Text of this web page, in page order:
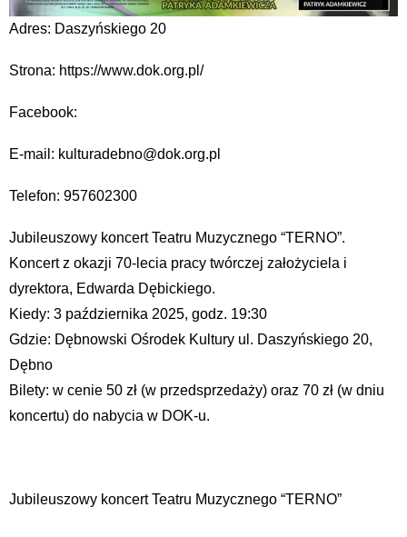
Adres: Daszyńskiego 20
Strona: https://www.dok.org.pl/
Facebook:
E-mail: kulturadebno@dok.org.pl
Telefon: 957602300
Jubileuszowy koncert Teatru Muzycznego “TERNO”.
Koncert z okazji 70-lecia pracy twórczej założyciela i
dyrektora, Edwarda Dębickiego.
Kiedy: 3 października 2025, godz. 19:30
Gdzie: Dębnowski Ośrodek Kultury ul. Daszyńskiego 20,
Dębno
Bilety: w cenie 50 zł (w przedsprzedaży) oraz 70 zł (w dniu
koncertu) do nabycia w DOK-u.
Jubileuszowy koncert Teatru Muzycznego “TERNO”